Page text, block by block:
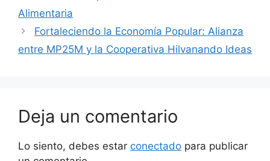
Alimentaria
Fortaleciendo la Economía Popular: Alianza
entre MP25M y la Cooperativa Hilvanando Ideas
Deja un comentario
Lo siento, debes estar conectado para publicar